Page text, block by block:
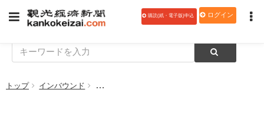
購読(紙・電子版)申込 ログイン
トップ インバウンド 東京/成田〜カルガリー線を通年で毎日運航に